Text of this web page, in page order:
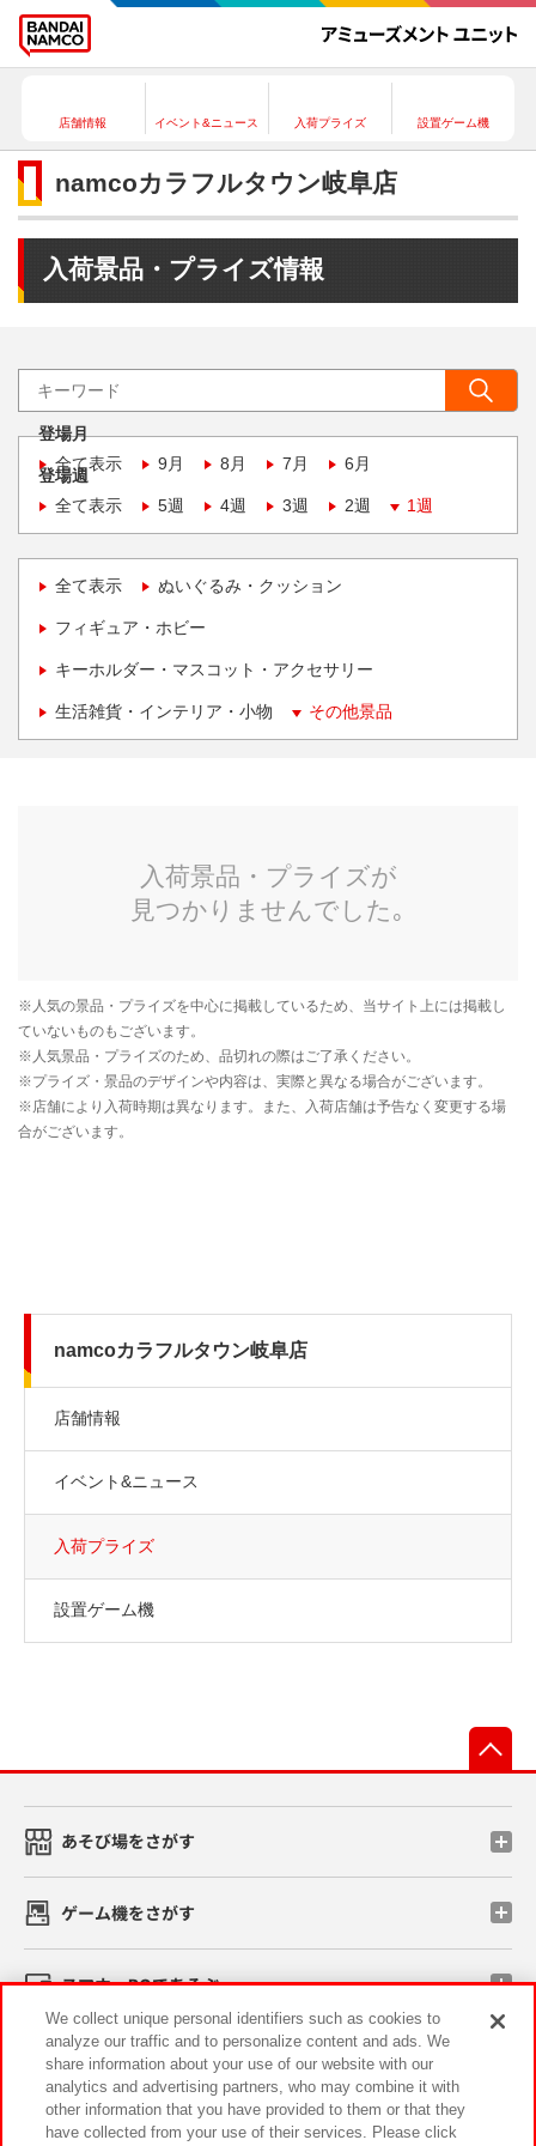
店舗情報 イベント&ニュース 入荷プライズ 設置ゲーム機
namcoカラフルタウン岐阜店
入荷景品・プライズ情報
登場月
全て表示
9月 8月 7月 6月
登場週
全て表示
5週 4週 3週 2週 1週
全て表示 ぬいぐるみ・クッション
フィギュア・ホビー
キーホルダー・マスコット・アクセサリー
生活雑貨・インテリア・小物 その他景品
namcoカラフルタウン岐阜店
店舗情報
イベント&ニュース
入荷プライズ
設置ゲーム機
あそび場をさがす
ゲーム機をさがす
スマホ・PCであそぶ
イベント・キャンペーン
We collect unique personal identifiers such as cookies to
analyze our traffic and to personalize content and ads. We
share information about your use of our website with our
analytics and advertising partners, who may combine it with
other information that you have provided to them or that they
have collected from your use of their services. Please click